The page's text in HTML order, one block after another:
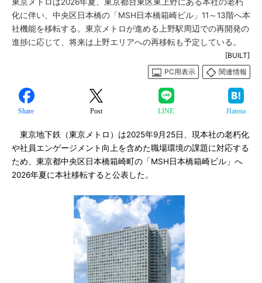
化に伴い、中央区日本橋の「MSH日本橋箱崎ビル」11～13階へ本
社機能を移転する。東京メトロが進める上野駅周辺での再開発の
進捗に応じて、将来は上野エリアへの再移転も予定している。
[BUILT]
PC用表示
関連情報
Share Post LINE Hatena
東京地下鉄（東京メトロ）は2025年9月25日、現本社の老朽化
や社員エンゲージメント向上を含めた職場環境の課題に対応する
ため、東京都中央区日本橋箱崎町の「MSH日本橋箱崎ビル」へ
2026年夏に本社移転すると公表した。